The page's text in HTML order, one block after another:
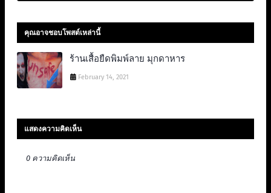
คุณอาจชอบโพสต์เหล่านี้
ร้านเสื้อยืดพิมพ์ลาย มุกดาหาร
February 14, 2021
แสดงความคิดเห็น
0 ความคิดเห็น